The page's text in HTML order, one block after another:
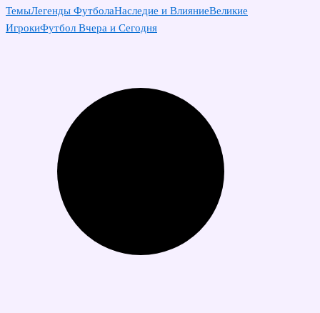
ТемыЛегенды ФутболаНаследие и ВлияниеВеликие
ИгрокиФутбол Вчера и Сегодня